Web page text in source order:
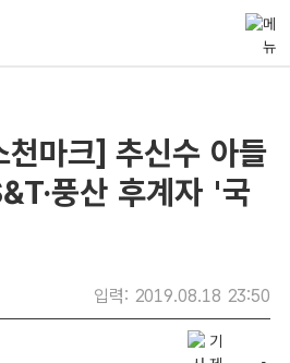
천마크] 추신수 아들
풍산 후계자 '국
입력: 2019.08.18 23:50